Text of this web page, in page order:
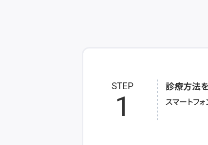
STEP
1
診療方法
スマートフ